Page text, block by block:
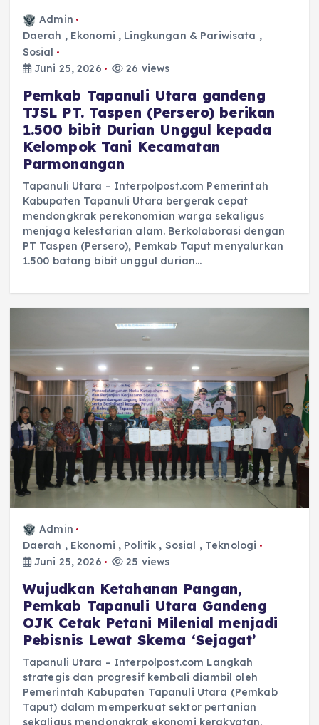
Admin
Daerah , Ekonomi , Lingkungan & Pariwisata ,
Sosial
Juni 25, 2026
26 views
‎Pemkab Tapanuli Utara gandeng
TJSL PT. Taspen (Persero) berikan
1.500 bibit Durian Unggul kepada
Kelompok Tani Kecamatan
Parmonangan
Tapanuli Utara – Interpolpost.com Pemerintah
Kabupaten Tapanuli Utara bergerak cepat
mendongkrak perekonomian warga sekaligus
menjaga kelestarian alam. Berkolaborasi dengan
PT Taspen (Persero), Pemkab Taput menyalurkan
1.500 batang bibit unggul durian…
Admin
Daerah , Ekonomi , Politik , Sosial , Teknologi
Juni 25, 2026
25 views
‎Wujudkan Ketahanan Pangan,
Pemkab Tapanuli Utara Gandeng
OJK Cetak Petani Milenial menjadi
Pebisnis Lewat Skema ‘Sejagat’
Tapanuli Utara – Interpolpost.com Langkah
strategis dan progresif kembali diambil oleh
Pemerintah Kabupaten Tapanuli Utara (Pemkab
Taput) dalam memperkuat sektor pertanian
sekaligus mendongkrak ekonomi kerakyatan.